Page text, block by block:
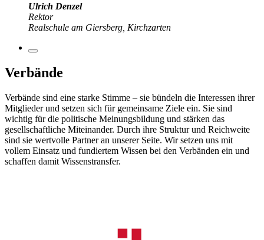
Ulrich Denzel
Rektor
Realschule am Giersberg, Kirchzarten
Verbände
Verbände sind eine starke Stimme – sie bündeln die Interessen ihrer
Mitglieder und setzen sich für gemeinsame Ziele ein. Sie sind
wichtig für die politische Meinungsbildung und stärken das
gesellschaftliche Miteinander. Durch ihre Struktur und Reichweite
sind sie wertvolle Partner an unserer Seite. Wir setzen uns mit
vollem Einsatz und fundiertem Wissen bei den Verbänden ein und
schaffen damit Wissenstransfer.